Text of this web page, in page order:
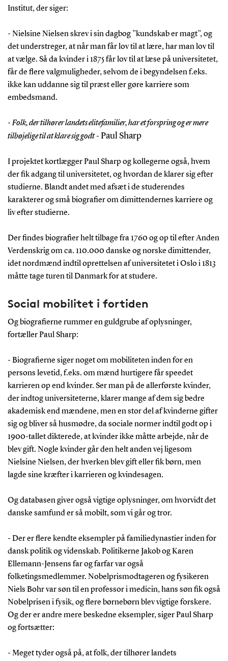
Institut, der siger:
- Nielsine Nielsen skrev i sin dagbog ”kundskab er magt”, og
det understreger, at når man får lov til at lære, har man lov til
at vælge. Så da kvinder i 1875 får lov til at læse på universitetet,
får de flere valgmuligheder, selvom de i begyndelsen f.eks.
ikke kan uddanne sig til præst eller gøre karriere som
embedsmand.
-Folk, der tilhører landets elitefamilier, har et forspring og er mere
tilbøjelige til at klare sig godt-Paul Sharp
I projektet kortlægger Paul Sharp og kollegerne også, hvem
der fik adgang til universitetet, og hvordan de klarer sig efter
studierne. Blandt andet med afsæt i de studerendes
karakterer og små biografier om dimittendernes karriere og
liv efter studierne.
Der findes biografier helt tilbage fra 1760 og op til efter Anden
Verdenskrig om ca. 110.000 danske og norske dimittender,
idet nordmænd indtil oprettelsen af universitetet i Oslo i 1813
måtte tage turen til Danmark for at studere.
Social mobilitet i fortiden
Og biografierne rummer en guldgrube af oplysninger,
fortæller Paul Sharp:
- Biografierne siger noget om mobiliteten inden for en
persons levetid, f.eks. om mænd hurtigere får speedet
karrieren op end kvinder. Ser man på de allerførste kvinder,
der indtog universiteterne, klarer mange af dem sig bedre
akademisk end mændene, men en stor del af kvinderne gifter
sig og bliver så husmødre, da sociale normer indtil godt op i
1900-tallet dikterede, at kvinder ikke måtte arbejde, når de
blev gift. Nogle kvinder går den helt anden vej ligesom
Nielsine Nielsen, der hverken blev gift eller fik børn, men
lagde sine kræfter i karrieren og kvindesagen.
Og databasen giver også vigtige oplysninger, om hvorvidt det
danske samfund er så mobilt, som vi går og tror.
- Der er flere kendte eksempler på familiedynastier inden for
dansk politik og videnskab. Politikerne Jakob og Karen
Ellemann-Jensens far og farfar var også
folketingsmedlemmer. Nobelprismodtageren og fysikeren
Niels Bohr var søn til en professor i medicin, hans søn fik også
Nobelprisen i fysik, og flere børnebørn blev vigtige forskere.
Og der er andre mere beskedne eksempler, siger Paul Sharp
og fortsætter:
- Meget tyder også på, at folk, der tilhører landets